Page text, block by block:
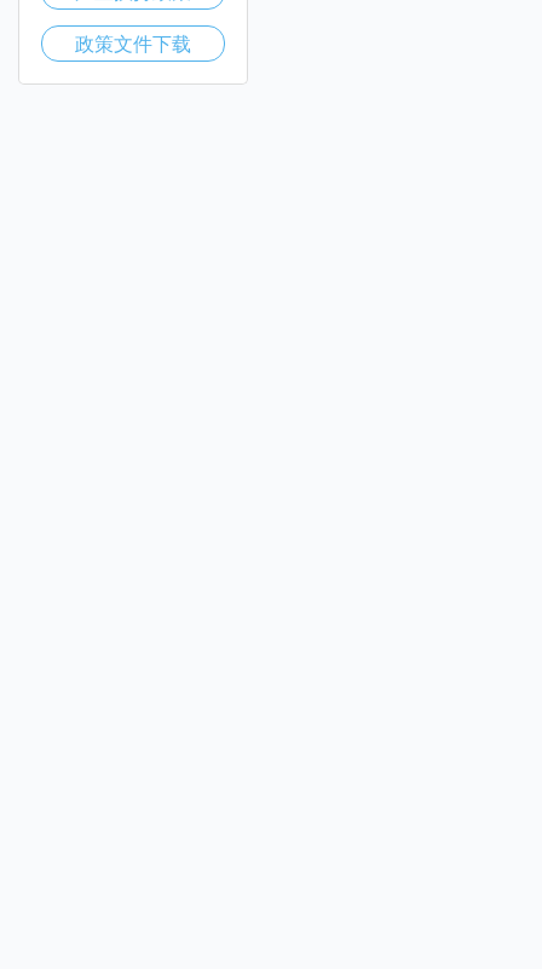
政策文件下载